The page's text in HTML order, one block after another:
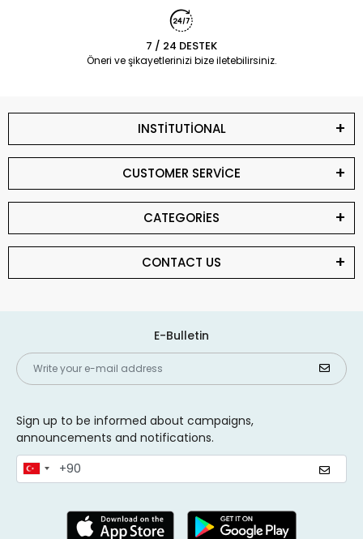
7 / 24 DESTEK
Öneri ve şikayetlerinizi bize iletebilirsiniz.
INSTİTUTİONAL
CUSTOMER SERVİCE
CATEGORİES
CONTACT US
E-Bulletin
Sign up to be informed about campaigns,
announcements and notifications.